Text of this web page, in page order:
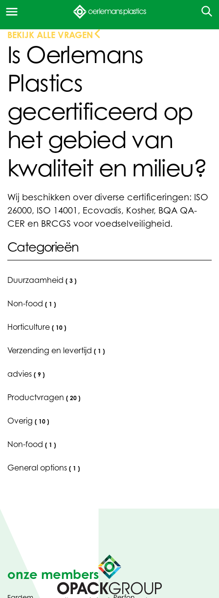
Categorieën
Duurzaamheid ( 3 )
Non-food ( 1 )
Horticulture ( 10 )
Verzending en levertijd ( 1 )
advies ( 9 )
Productvragen ( 20 )
Overig ( 10 )
Non-food ( 1 )
General options ( 1 )
BEKIJK ALLE VRAGEN
Is Oerlemans
Plastics
gecertificeerd op
het gebied van
kwaliteit en milieu?
Wij beschikken over diverse certificeringen: ISO
26000, ISO 14001, Ecovadis, Kosher, BQA QA-
CER en BRCGS voor voedselveiligheid.
onze members